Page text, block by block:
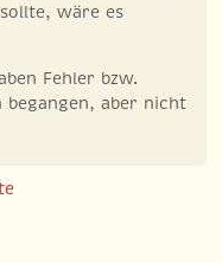
wäre es
Fehler bzw.
begangen, aber nicht